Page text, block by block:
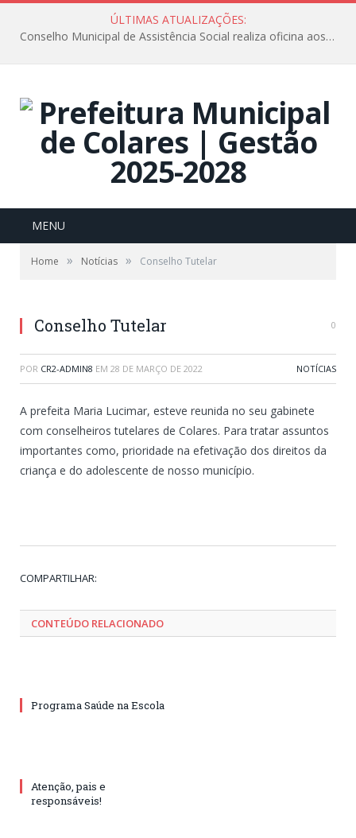
ÚLTIMAS ATUALIZAÇÕES:
Conselho Municipal de Assistência Social realiza oficina aos servidores
MENU
Home » Notícias » Conselho Tutelar
Conselho Tutelar 0
POR CR2-ADMIN8 EM 28 DE MARÇO DE 2022 NOTÍCIAS
A prefeita Maria Lucimar, esteve reunida no seu gabinete
com conselheiros tutelares de Colares. Para tratar assuntos
importantes como, prioridade na efetivação dos direitos da
criança e do adolescente de nosso município.
COMPARTILHAR:
CONTEÚDO RELACIONADO
Programa Saúde na Escola
Atenção, pais e
responsáveis!